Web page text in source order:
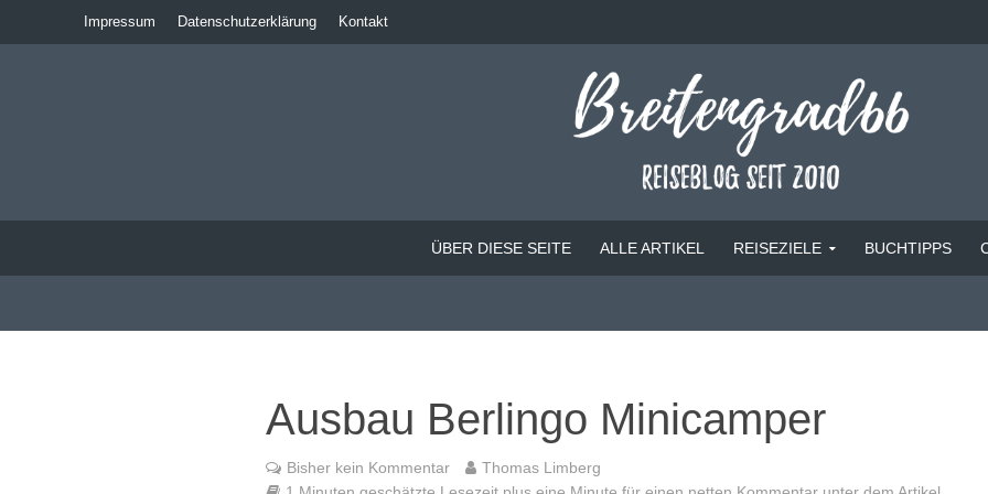
Impressum Datenschutzerklärung Kontakt
ÜBER DIESE SEITE ALLE ARTIKEL REISEZIELE BUCHTIPPS
Ausbau Berlingo Minicamper
Bisher kein Kommentar
Thomas Limberg